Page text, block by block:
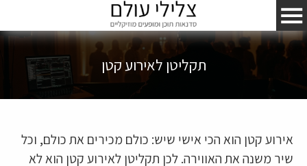
תקליטן לאירוע קטן
אירוע קטן הוא הכי אישי שיש: כולם מכירים את כולם, וכל
שיר משנה את האווירה. לכן תקליטן לאירוע קטן הוא לא